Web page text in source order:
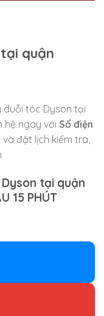
quận
duỗi tóc Dyson tại
hệ ngay với Số điện
đặt lịch kiểm tra,
tại quận
15 PHÚT